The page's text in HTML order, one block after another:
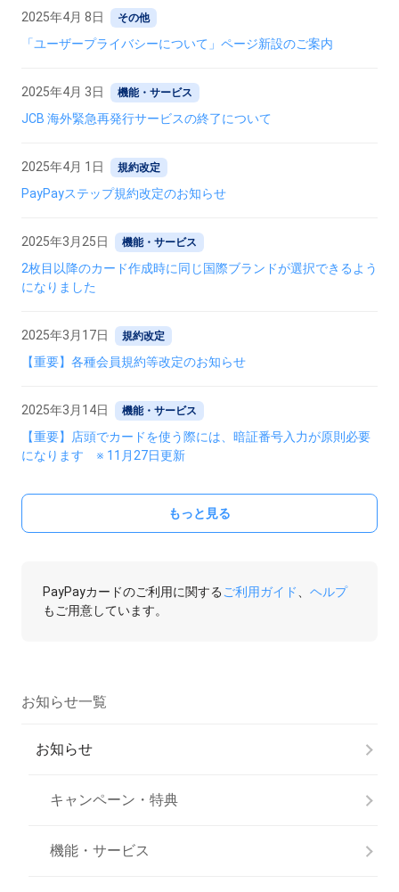
2025年4月 8日 その他
「ユーザープライバシーについて」ページ新設のご案内
2025年4月 3日 機能・サービス
JCB 海外緊急再発行サービスの終了について
2025年4月 1日 規約改定
PayPayステップ規約改定のお知らせ
2025年3月25日 機能・サービス
2枚目以降のカード作成時に同じ国際ブランドが選択できるよう
になりました
2025年3月17日 規約改定
【重要】各種会員規約等改定のお知らせ
2025年3月14日 機能・サービス
【重要】店頭でカードを使う際には、暗証番号入力が原則必要
になります ※ 11月27日更新
もっと見る
PayPayカードのご利用に関する ご利用ガイド
ヘルプ
もご用意しています。
お知らせ一覧
お知らせ
キャンペーン・特典
機能・サービス